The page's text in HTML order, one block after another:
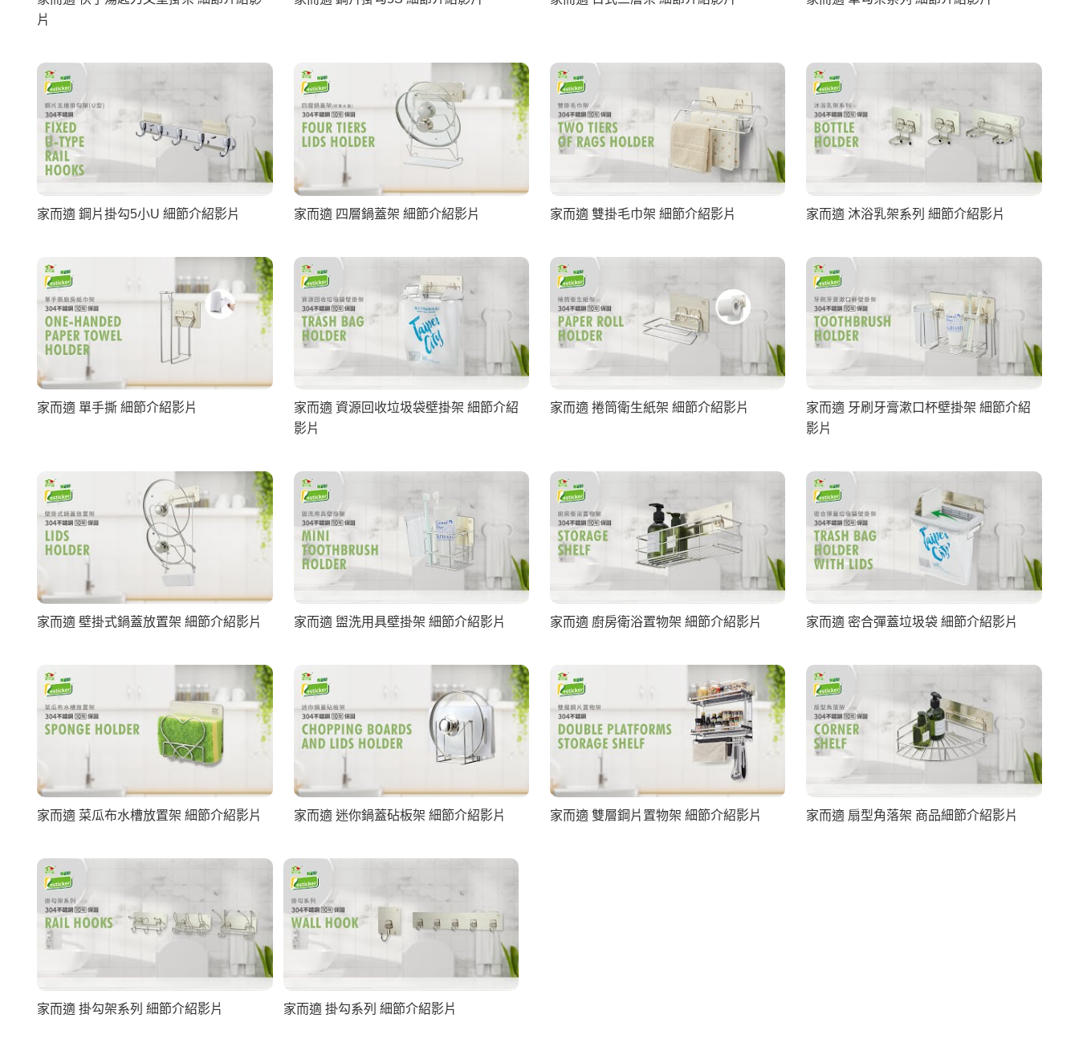
片
家而適 鋼片掛勾5小U 細節介紹影片 家而適 四層鍋蓋架 細節介紹影片 家而適 雙掛毛巾架 細節介紹影片 家而適 沐浴乳架系列 細節介紹影片
家而適 單手撕 細節介紹影片
家而適 資源回收垃圾袋壁掛架 細節介紹
影片
家而適 捲筒衛生紙架 細節介紹影片
家而適 牙刷牙膏漱口杯壁掛架 細節介紹
影片
家而適 壁掛式鍋蓋放置架 細節介紹影片 家而適 盥洗用具壁掛架 細節介紹影片 家而適 廚房衛浴置物架 細節介紹影片 家而適 密合彈蓋垃圾袋 細節介紹影片
家而適 菜瓜布水槽放置架 細節介紹影片 家而適 迷你鍋蓋砧板架 細節介紹影片 家而適 雙層鋼片置物架 細節介紹影片 家而適 扇型角落架 商品細節介紹影片
家而適 掛勾架系列 細節介紹影片 家而適 掛勾系列 細節介紹影片